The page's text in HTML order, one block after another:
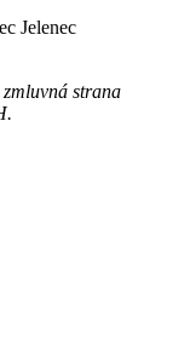
Jelenec
strana